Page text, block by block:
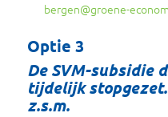
bergen@groene-
Optie 3
De SVM-subsidie
tijdelijk
z.s.m.